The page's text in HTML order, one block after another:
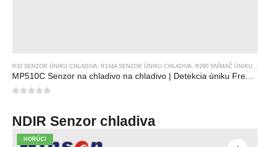
R32 SENZOR ÚNIKU CHLADIVA, R134A SENZOR ÚNIKU CHLADIVA, R290 SNÍMAČ ÚNIKU CHLADIVA
MP510C Senzor na chladivo na chladivo | Detekcia úniku Freon s vysokou citlivosťou pre R32, R134A, R410A, R290
NDIR Senzor chladiva
HORÚCI